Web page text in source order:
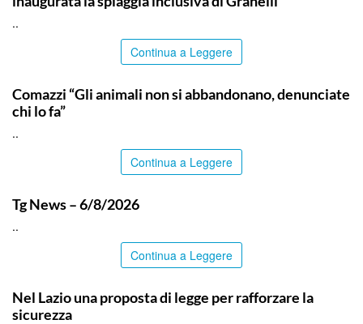
..
Continua a Leggere
Comazzi “Gli animali non si abbandonano, denunciate
chi lo fa”
..
Continua a Leggere
Tg News – 6/8/2026
..
Continua a Leggere
Nel Lazio una proposta di legge per rafforzare la
sicurezza